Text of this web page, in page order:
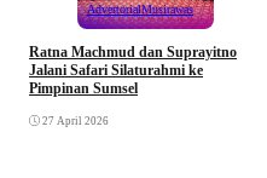
AdvertorialMusirawas
Ratna Machmud dan Suprayitno
Jalani Safari Silaturahmi ke
Pimpinan Sumsel
27 April 2026